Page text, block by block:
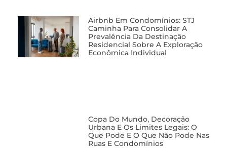
Airbnb Em Condomínios: STJ
Caminha Para Consolidar A
Prevalência Da Destinação
Residencial Sobre A Exploração
Econômica Individual
Copa Do Mundo, Decoração
Urbana E Os Limites Legais: O
Que Pode E O Que Não Pode Nas
Ruas E Condomínios